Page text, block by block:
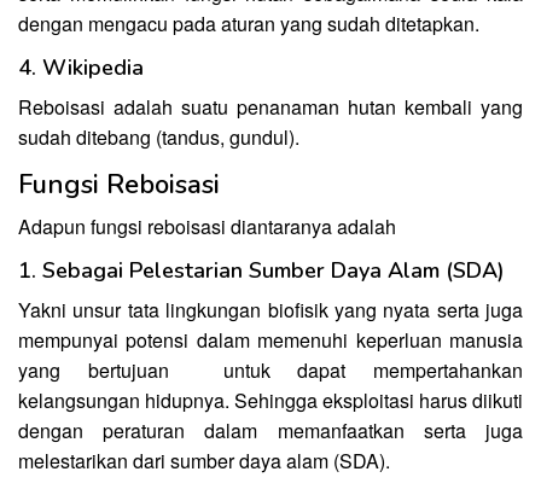
dengan mengacu pada aturan yang sudah ditetapkan.
4. Wikipedia
Reboisasi adalah suatu penanaman hutan kembali yang
sudah ditebang (tandus, gundul).
Fungsi Reboisasi
Adapun fungsi reboisasi diantaranya adalah
1. Sebagai Pelestarian Sumber Daya Alam (SDA)
Yakni unsur tata lingkungan biofisik yang nyata serta juga
mempunyai potensi dalam memenuhi keperluan manusia
yang bertujuan untuk dapat mempertahankan
kelangsungan hidupnya. Sehingga eksploitasi harus diikuti
dengan peraturan dalam memanfaatkan serta juga
melestarikan dari sumber daya alam (SDA).